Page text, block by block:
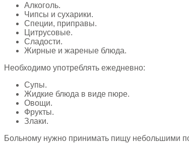
Алкоголь.
Чипсы и сухарики.
Специи, приправы.
Цитрусовые.
Сладости.
Жирные и жареные блюда.
Необходимо употреблять ежедневно:
Супы.
Жидкие блюда в виде пюре.
Овощи.
Фрукты.
Злаки.
Больному нужно принимать пищу небольшими